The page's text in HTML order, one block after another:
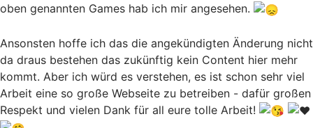
oben genannten Games hab ich mir angesehen.
Ansonsten hoffe ich das die angekündigten Änderung nicht
da draus bestehen das zukünftig kein Content hier mehr
kommt. Aber ich würd es verstehen, es ist schon sehr viel
Arbeit eine so große Webseite zu betreiben - dafür großen
Respekt und vielen Dank für all eure tolle Arbeit!